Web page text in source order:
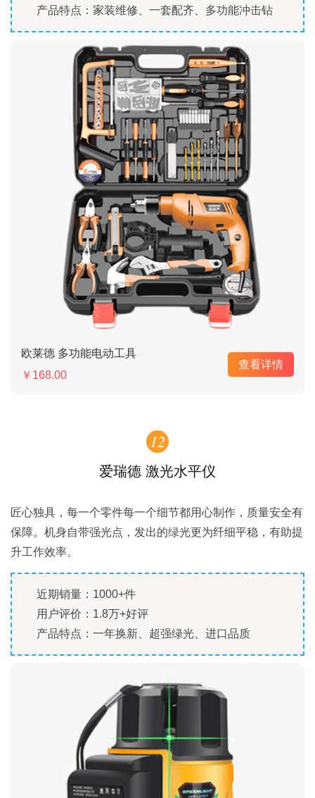
产品特点：家装维修、一套配齐、多功能冲击钻
欧莱德 多功能电动工具
￥168.00
查看详情
12
爱瑞德 激光水平仪
匠心独具，每一个零件每一个细节都用心制作，质量安全有
保障。机身自带强光点，发出的绿光更为纤细平稳，有助提
升工作效率。
近期销量：1000+件
用户评价：1.8万+好评
产品特点：一年换新、超强绿光、进口品质